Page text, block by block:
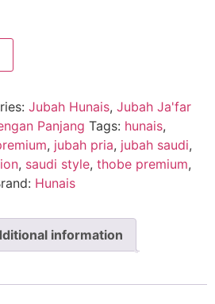
Jubah Hunais, Jubah Ja'far
Panjang Tags: hunais,
, jubah pria, jubah saudi,
, saudi style, thobe premium,
Hunais
information